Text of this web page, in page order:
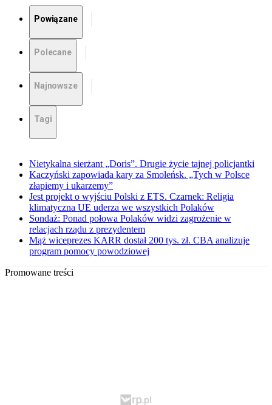
Powiązane
Polecane
Najnowsze
Tagi
Nietykalna sierżant „Doris”. Drugie życie tajnej policjantki
Kaczyński zapowiada kary za Smoleńsk. „Tych w Polsce
złapiemy i ukarzemy”
Jest projekt o wyjściu Polski z ETS. Czarnek: Religia
klimatyczna UE uderza we wszystkich Polaków
Sondaż: Ponad połowa Polaków widzi zagrożenie w
relacjach rządu z prezydentem
Mąż wiceprezes KARR dostał 200 tys. zł. CBA analizuje
program pomocy powodziowej
Promowane treści